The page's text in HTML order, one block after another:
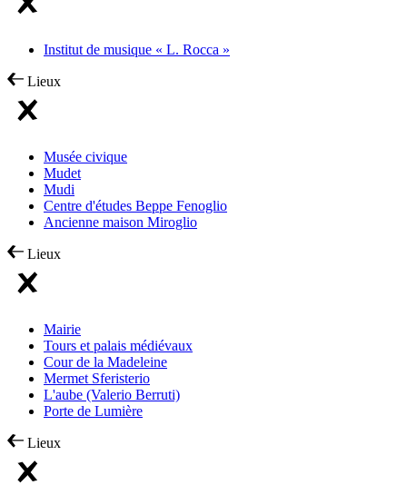
Institut de musique « L. Rocca »
Lieux
Musée civique
Mudet
Mudi
Centre d'études Beppe Fenoglio
Ancienne maison Miroglio
Lieux
Mairie
Tours et palais médiévaux
Cour de la Madeleine
Mermet Sferisterio
L'aube (Valerio Berruti)
Porte de Lumière
Lieux